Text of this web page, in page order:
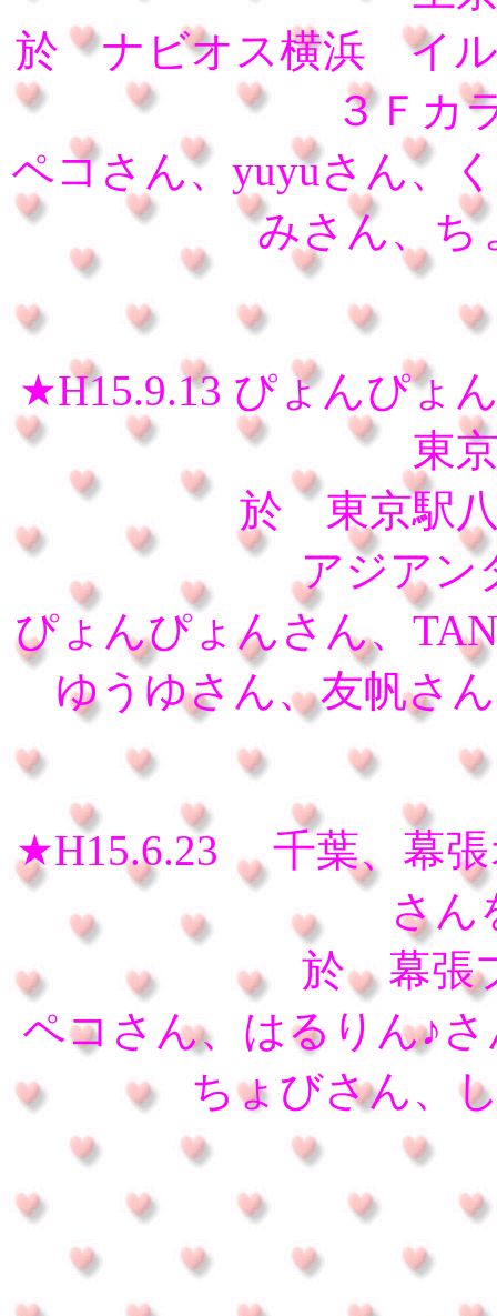
於 ナビオス横浜 イル
３Ｆカ
ペコさん、yuyuさん、
みさん、ち
★H15.9.13 ぴょんぴ
東
於 東京駅八
アジアン
ぴょんぴょんさん、
ゆうゆさん、友帆さ
★H15.6.23 千葉、幕
さん
於 幕張
ペコさん、はるりん♪
ちょびさん、